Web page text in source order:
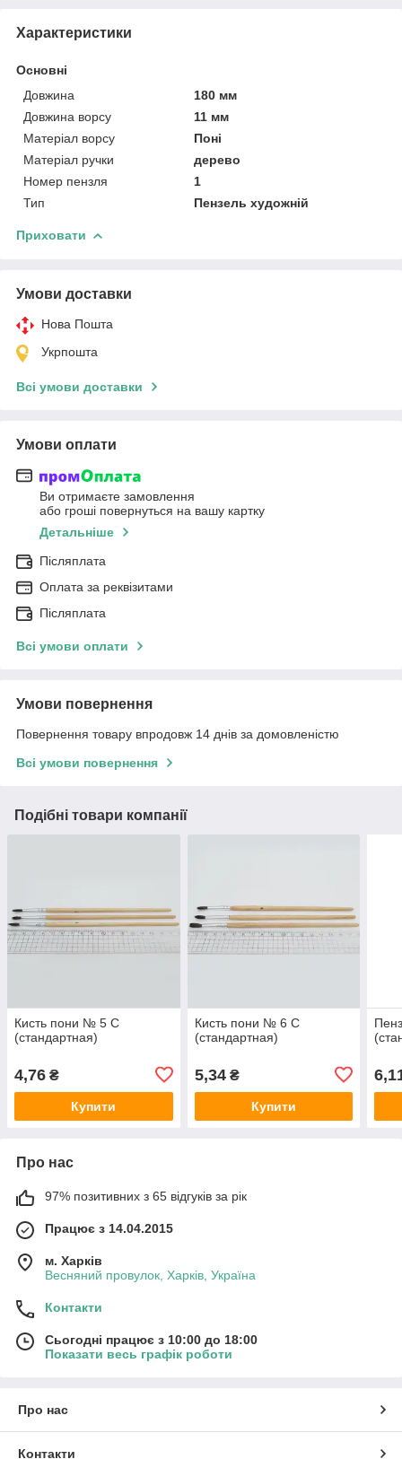
Характеристики
Основні
Довжина
180 мм
Довжина ворсу
11 мм
Матеріал ворсу
Поні
Матеріал ручки
дерево
Номер пензля
1
Тип
Пензель художній
Приховати
Умови доставки
Нова Пошта
Укрпошта
Всі умови доставки
Умови оплати
Ви отримаєте замовлення
або гроші повернуться на вашу картку
Детальніше
Післяплата
Оплата за реквізитами
Післяплата
Всі умови оплати
Умови повернення
Повернення товару впродовж 14 днів за домовленістю
Всі умови повернення
Подібні товари компанії
Кисть пони № 5 С
(стандартная)
4,76 ₴
Купити
Кисть пони № 6 С
(стандартная)
5,34₴
Купити
Про нас
97% позитивних з 65 відгуків за рік
Працює з 14.04.2015
м. Харків
Весняний провулок, Харків, Україна
Контакти
Сьогодні працює з 10:00 до 18:00
Показати весь графік роботи
Про нас
Контакти